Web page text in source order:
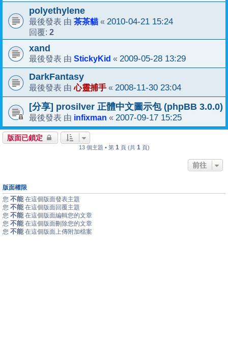
polyethylene
最後發表 由 茶茶貓 « 2010-04-21 15:24
回覆: 2
xand
最後發表 由 StickyKid « 2009-05-28 13:29
DarkFantasy
最後發表 由心靈捕手 « 2008-11-30 23:04
[分享] prosilver 正體中文圖示包 (phpBB 3.0.0)
最後發表 由 infixman « 2007-09-17 15:25
版面已鎖定
13 個主題 • 第 1 頁 (共 1 頁)
前往
版面權限
您 不能 在這個版面發表主題
您 不能 在這個版面回覆主題
您 不能 在這個版面編輯您的文章
您 不能 在這個版面刪除您的文章
您 不能 在這個版面上傳附加檔案